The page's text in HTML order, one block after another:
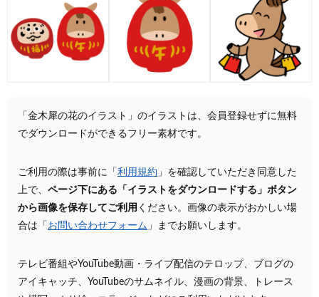
「金木犀の花のイラスト」のイラストは、会員登録せずに無料
でダウンロードができるフリー素材です。
ご利用の際は事前に「 利用規約 」を確認していただき同意した
上で、 ページ下にある「イラストをダウンロードする」ボタン
から画像を保存してご利用 ください。画像の表示がおかしい場
合は「 お問い合わせフォーム 」までお願いします。
テレビ番組やYouTube動画・ライブ配信のテロップ、ブログの
アイキャッチ、YouTubeのサムネイル、漫画の背景、トレース